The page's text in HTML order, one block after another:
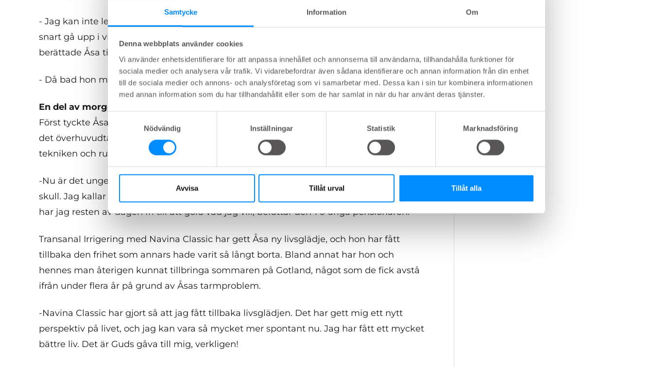
Samtycke Information Om
Denna webbplats använder cookies
Vi använder enhetsidentifierare för att anpassa innehållet och annonserna till användarna, tillhandahålla funktioner för
sociala medier och analysera vår trafik. Vi vidarebefordrar även sådana identifierare och annan information från din enhet
till de sociala medier och annons- och analysföretag som vi samarbetar med. Dessa kan i sin tur kombinera informationen
med annan information som du har tillhandahållit eller som de har samlat in när du har använt deras tjänster.
Nödvändig
Inställningar Statistik Marknadsföring
Avvisa Tillåt urval Tillåt alla
- Jag kan inte leva såhär längre. Jag orkar inte. Jag har tappat 15 kilo, och jag behöver
snart gå upp i vikt igen för att orka något alls. Jag sover dåligt och gråter ofta också
berättade Åsa till sin sjuksköterska.
- Då bad hon mig komma tillbaka igen, och så introducerade hon mig till Navina Classic.
En del av morgonrutinen
Först tyckte Åsa att det nya irrigeringssystemet kändes övermäktigt, och tvivlade på om
det överhuvudtaget skulle kunna fungera för henne. Men efter bara ett par veckor kom
tekniken och rutinen mer eller mindre på plats.
-Nu är det ungefär som att borsta tänderna - och jag gör det varje dag för säkerhets
skull. Jag kallar det för min morgonrutin, det tar en halvtimme varje morgon men sedan
har jag resten av dagen fri till att göra vad jag vill, berättar den 76-åriga pensionären.
Transanal Irrigering med Navina Classic har gett Åsa ny livsglädje, och hon har fått
tillbaka den frihet som annars hade varit så långt borta. Bland annat har hon och
hennes man återigen kunnat tillbringa sommaren på Gotland, något som de fick avstå
ifrån under flera år på grund av Åsas tarmproblem.
-Navina Classic har gjort så att jag fått tillbaka livsglädjen. Det har gett mig ett nytt
perspektiv på livet, och jag kan vara så mycket mer spontant nu. Jag har fått ett mycket
bättre liv. Det är Guds gåva till mig, verkligen!